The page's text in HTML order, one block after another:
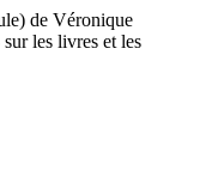
de Véronique
les livres et les